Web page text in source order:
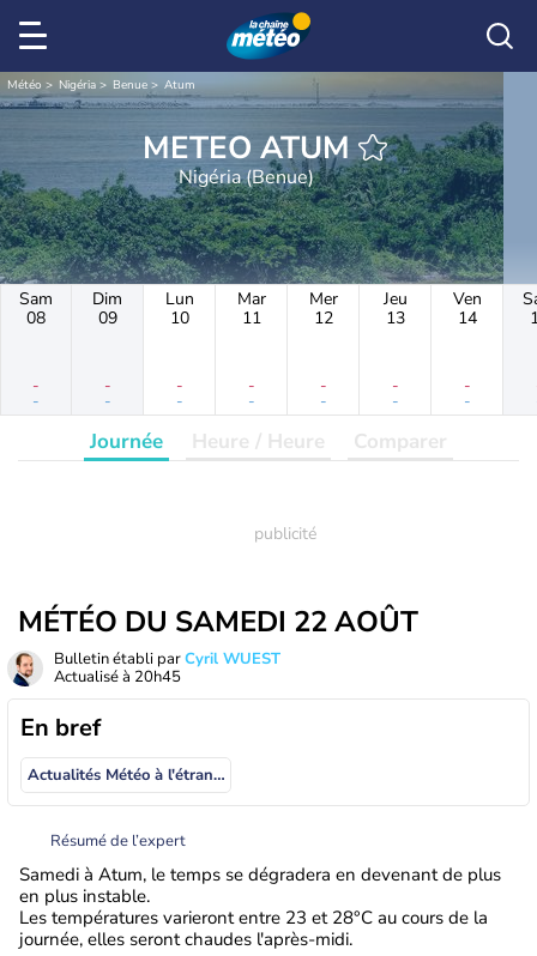
Météo Nigéria Benue Atum
METEO ATUM
Nigéria (Benue)
Sam
08
-
-
Dim
09
-
-
Lun
10
-
-
Mar
11
-
-
Mer
12
-
-
Jeu
13
-
-
Ven
14
-
-
Journée Heure / Heure Comparer
MÉTÉO DU SAMEDI 22 AOÛT
Bulletin établi parCyril WUEST
Actualisé à 20h45
En bref
Actualités Météo à l'étranger
Résumé de l’expert
Samedi à Atum, le temps se dégradera en devenant de plus
en plus instable.
Les températures varieront entre 23 et 28°C au cours de la
journée, elles seront chaudes l'après-midi.